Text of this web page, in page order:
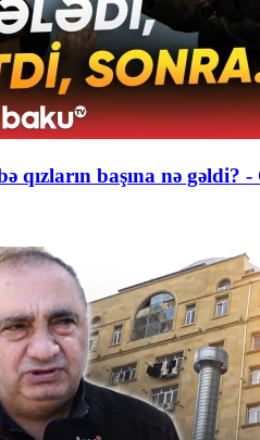
qızların başına nə gəldi?